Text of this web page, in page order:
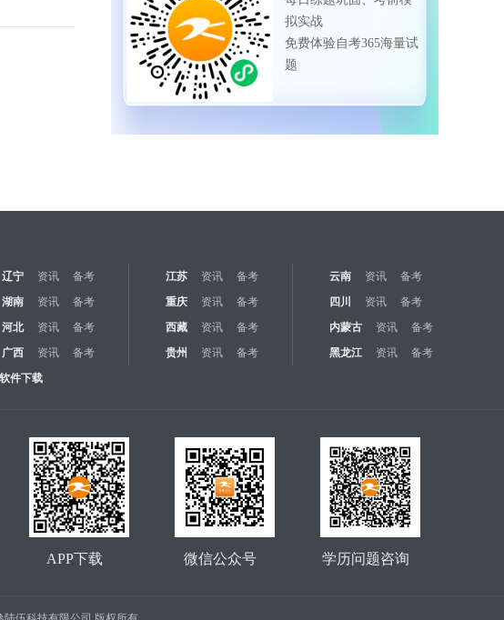
拟实战
免费体验自考365海量试
题
辽宁 资讯 备考 江苏 资讯 备考 云南 资讯
备考
湖南 资讯 备考 重庆 资讯 备考 四川 资讯
备考
河北 资讯 备考 西藏 资讯 备考 内蒙古 资讯
备考
广西 资讯 备考 贵州 资讯 备考 黑龙江 资讯
备考
软件下载
学历问题咨询
微信公众号
APP下载